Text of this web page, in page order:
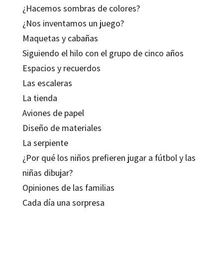
¿Hacemos sombras de colores?
¿Nos inventamos un juego?
Maquetas y cabañas
Siguiendo el hilo con el grupo de cinco años
Espacios y recuerdos
Las escaleras
La tienda
Aviones de papel
Diseño de materiales
La serpiente
¿Por qué los niños prefieren jugar a fútbol y las
niñas dibujar?
Opiniones de las familias
Cada día una sorpresa